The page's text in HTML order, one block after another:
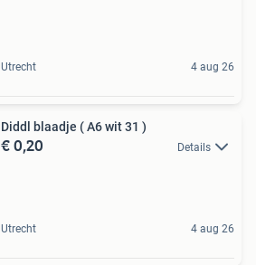
Utrecht 4 aug 26
Diddl blaadje ( A6 wit 31 )
€ 0,20 Details
Utrecht 4 aug 26